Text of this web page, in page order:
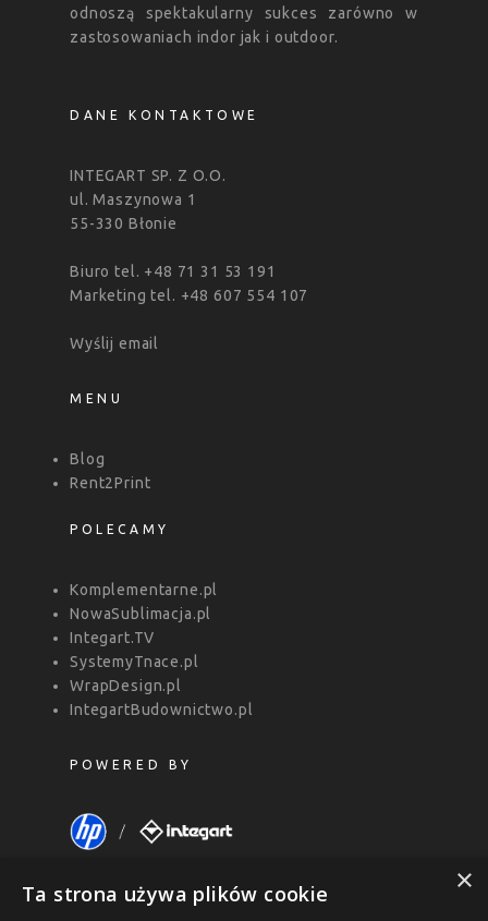
odnoszą spektakularny sukces zarówno w
zastosowaniach indor jak i outdoor.
DANE KONTAKTOWE
INTEGART SP. Z O.O.
ul. Maszynowa 1
55-330 Błonie
Biuro tel. +48 71 31 53 191
Marketing tel. +48 607 554 107
Wyślij email
MENU
Blog
Rent2Print
POLECAMY
Komplementarne.pl
NowaSublimacja.pl
Integart.TV
SystemyTnace.pl
WrapDesign.pl
IntegartBudownictwo.pl
POWERED BY
×
Ta strona używa plików cookie